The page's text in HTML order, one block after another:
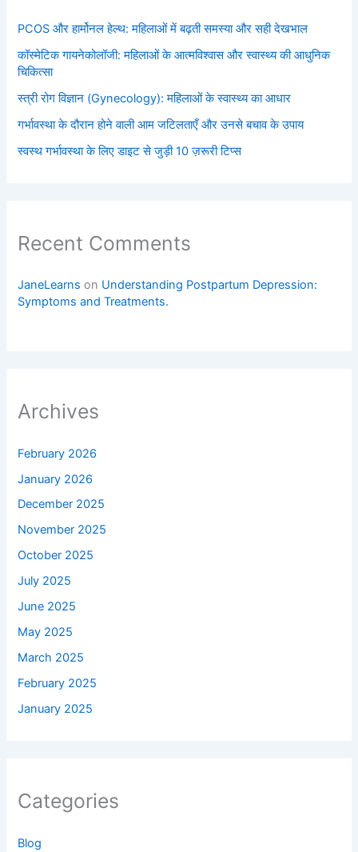
PCOS और हार्मोनल हेल्थ: महिलाओं में बढ़ती समस्या और सही देखभाल
कॉस्मेटिक गायनेकोलॉजी: महिलाओं के आत्मविश्वास और स्वास्थ्य की आधुनिक
चिकित्सा
स्त्री रोग विज्ञान (Gynecology): महिलाओं के स्वास्थ्य का आधार
गर्भावस्था के दौरान होने वाली आम जटिलताएँ और उनसे बचाव के उपाय
स्वस्थ गर्भावस्था के लिए डाइट से जुड़ी 10 ज़रूरी टिप्स
Recent Comments
JaneLearns on Understanding Postpartum Depression:
Symptoms and Treatments.
Archives
February 2026
January 2026
December 2025
November 2025
October 2025
July 2025
June 2025
May 2025
March 2025
February 2025
January 2025
Categories
Blog